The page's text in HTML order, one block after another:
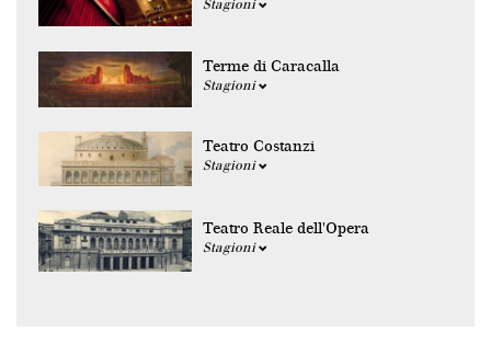
Stagioni
Terme di Caracalla
Stagioni
Teatro Costanzi
Stagioni
Teatro Reale dell'Opera
Stagioni